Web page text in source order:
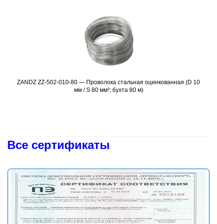
Подробнее
ZANDZ ZZ-502-010-80 — Проволока стальная оцинкованная (D 10
мм / S 80 мм²; бухта 80 м)
Все сертификаты